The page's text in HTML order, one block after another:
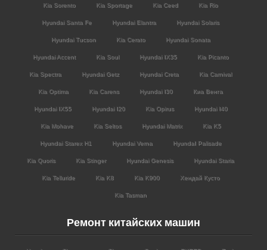
Kia Sorento Kia Sportage Kia Ceed Kia Rio
Hyundai Santa Fe Hyundai Elantra Hyundai Solaris
Hyundai Tucson Kia Cerato Hyundai Sonata
Hyundai Accent Kia Soul Hyundai IX35 Kia Picanto
Kia Spectra Hyundai Getz Hyundai Creta Kia Carnival
Kia Optima Kia Carens Hyundai I30 Киа Венга
Hyundai IX55 Hyundai I20 Kia Opirus Hyundai I40
Kia Mohave Kia Seltos Hyundai Matrix Kia K5
Hyundai Starex H1 Hyundai Verna HyundaI Palisade
Kia Quoris Kia Stinger Hyundai Genesis Hyundai Staria
Kia Telluride Kia K8 Kia K900 Хендай Кусто
Kia Tasman
Ремонт китайских машин